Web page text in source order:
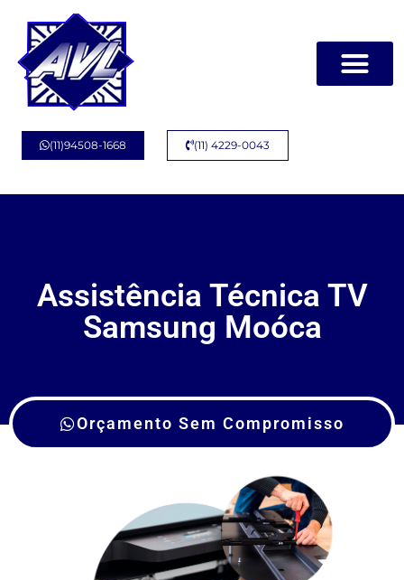
(11)94508-1668 (11) 4229-0043
Assistência Técnica TV
Samsung Moóca
Orçamento Sem Compromisso